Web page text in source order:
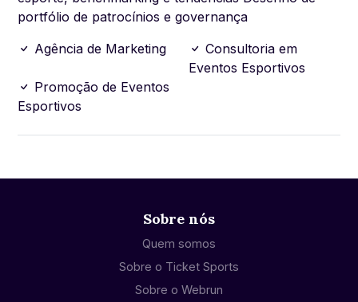
portfólio de patrocínios e governança
Agência de Marketing
Consultoria em
Eventos Esportivos
Promoção de Eventos
Esportivos
Sobre nós
Quem somos
Sobre o Ticket Sports
Sobre o Webrun